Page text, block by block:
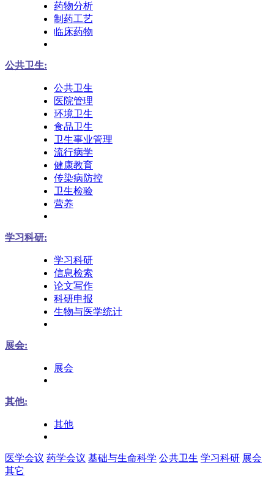
药物分析
制药工艺
临床药物
公共卫生:
公共卫生
医院管理
环境卫生
食品卫生
卫生事业管理
流行病学
健康教育
传染病防控
卫生检验
营养
学习科研:
学习科研
信息检索
论文写作
科研申报
生物与医学统计
展会:
展会
其他:
其他
医学会议 药学会议 基础与生命科学 公共卫生 学习科研 展会
其它